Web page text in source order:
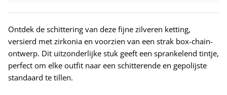
Ontdek de schittering van deze fijne zilveren ketting,
versierd met zirkonia en voorzien van een strak box-chain-
ontwerp. Dit uitzonderlijke stuk geeft een sprankelend tintje,
perfect om elke outfit naar een schitterende en gepolijste
standaard te tillen.